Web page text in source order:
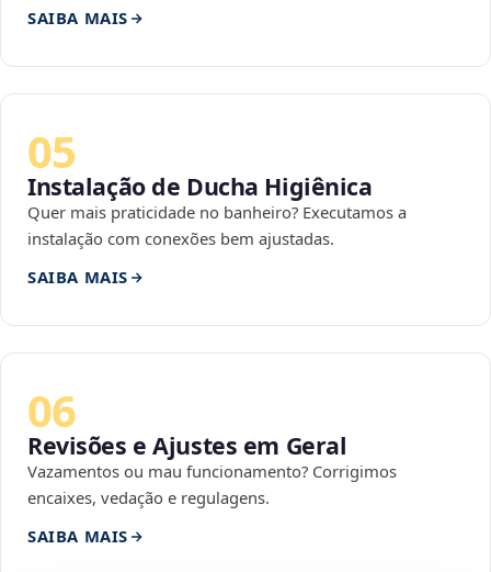
SAIBA MAIS
05
Instalação de Ducha Higiênica
Quer mais praticidade no banheiro? Executamos a
instalação com conexões bem ajustadas.
SAIBA MAIS
06
Revisões e Ajustes em Geral
Vazamentos ou mau funcionamento? Corrigimos
encaixes, vedação e regulagens.
SAIBA MAIS